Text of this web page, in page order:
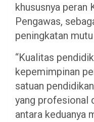
khususnya peran
Pengawas,
peningkatan
“Kualitas
kepemimpinan
satuan
yang profesional
antara keduanya